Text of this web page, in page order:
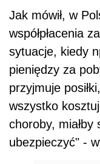
Jak mówił, w
współpłacenia
sytuacje, kiedy
pieniędzy za
przyjmuje
wszystko
choroby,
ubezpieczyć" -